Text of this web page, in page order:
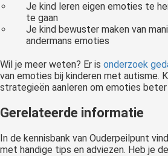
Je kind leren eigen emoties te
te gaan
Je kind bewuster maken van
andermans emoties
Wil je meer weten? Er is onderzoek
van emoties bij kinderen met autisme.
strategieën aanleren om emoties
Gerelateerde informatie
In de kennisbank van Ouderpeilpunt
met handige tips en adviezen. Heb je